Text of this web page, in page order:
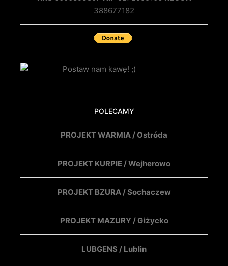
388677182
POLECAMY
PROJEKT WARMIA / Ostróda
PROJEKT KURPIE / Wejherowo
PROJEKT BZURA / Sochaczew
PROJEKT MAZURY / Giżycko
LUBGENS / Lublin